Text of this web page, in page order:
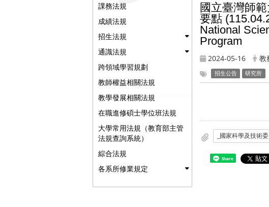
課務法規
成績法規
招生法規
通識法規
跨領域學習規劃
教師權益相關法規
教學發展相關法規
在職進修碩士學位班法規
大學常用法規（教育部主管
法規查詢系統）
綜合法規
各系所修業規定
國立臺灣師
要點
National
Program
2024-05-16 教
招生公告 研究所
Share